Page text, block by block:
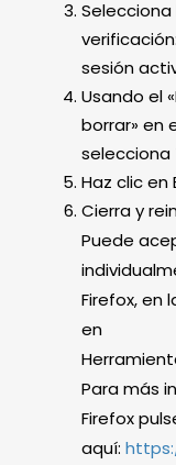
sesión
Usando el
borrar» en
selecciona
Haz clic en
Cierra y
Puede
Firefox, en
en
Para más
Firefox
aquí: